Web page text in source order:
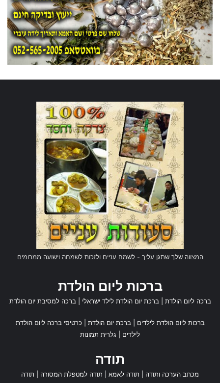
המצווה שלך שתגן עליך - לשמח עניים ולזכות לשמחה וישועה ממרומים
ברכות ליום הולדת
ברכה ליום הולדת ברכת יום הולדת לילד ישראלי ברכה למסיבת יום הולדת
ברכות ליום הולדת לילדים ברכת יום הולדת
כרטיסי ברכה ליום הולדת
לילדים
גלרית תמונות
תודה
מכתב הערכה ותודה תודה לאמא תודה למטפלת המסורה
תודה